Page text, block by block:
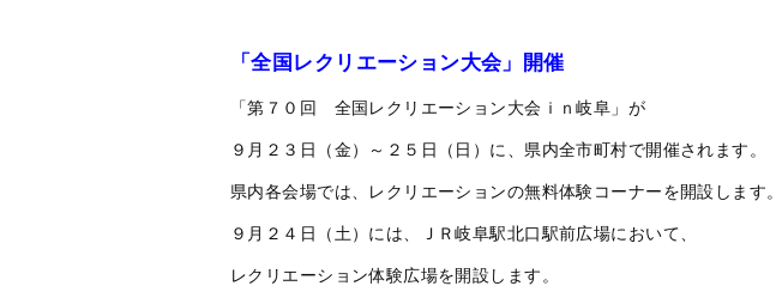
「全国レクリエーション大会」開催
「第７０回 全国レクリエーション大会ｉｎ岐阜」が
９月２３日（金）～２５日（日）に、県内全市町村で開催されます。
県内各会場では、レクリエーションの無料体験コーナーを開設します。
９月２４日（土）には、ＪＲ岐阜駅北口駅前広場において、
レクリエーション体験広場を開設します。